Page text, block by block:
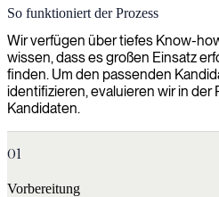
So funktioniert der Prozess
Wir verfügen über tiefes Know-
wissen, dass es großen Einsatz
finden. Um den passenden
identifizieren, evaluieren wir in
Kandidaten.
01
Vorbereitung